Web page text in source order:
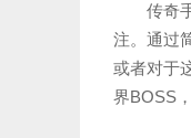
传奇
注。通过
或者对于
界BOSS